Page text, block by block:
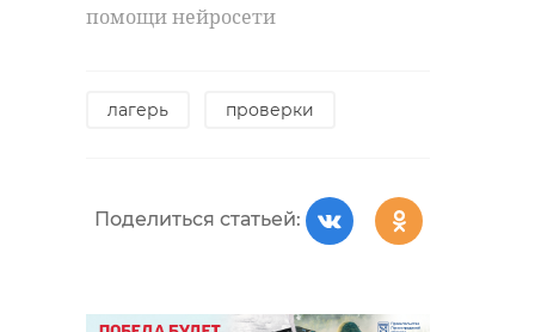
помощи нейросети
лагерь проверки
Поделиться статьей:
ленобласть
Поделиться статьей:
александр дрозденко